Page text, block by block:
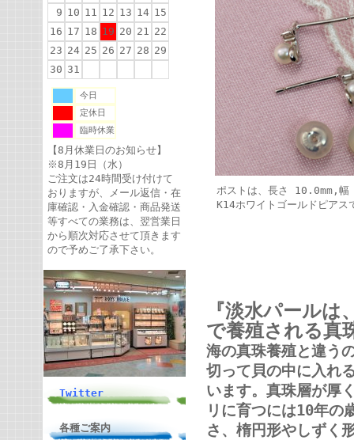
9 10 11 12 13 14 15
16 17 18 19 20 21 22
23 24 25 26 27 28 29
30 31
今日
定休日
臨時休業
【8月休業日のお知らせ】
※8月19日（水）
ご注文は24時間受け付けて
おりますが、メール返信・在
庫確認・入金確認・商品発送
等すべての業務は、翌営業日
から順次対応させて頂きます
ので予めご了承下さい。
Twitter
各種ご案内
ポストは、長さ 10.0mm,幅
K14ホワイトゴールドピアス
『淡水パールは
で養殖される真
海の真珠養殖と違う
切って貝の中に入れ
います。真珠層が厚
リに育つには10年の
さ、楕円形やしずく